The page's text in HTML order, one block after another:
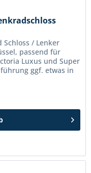
Schloss / Lenker
passend für
Luxus und Super
ggf. etwas in